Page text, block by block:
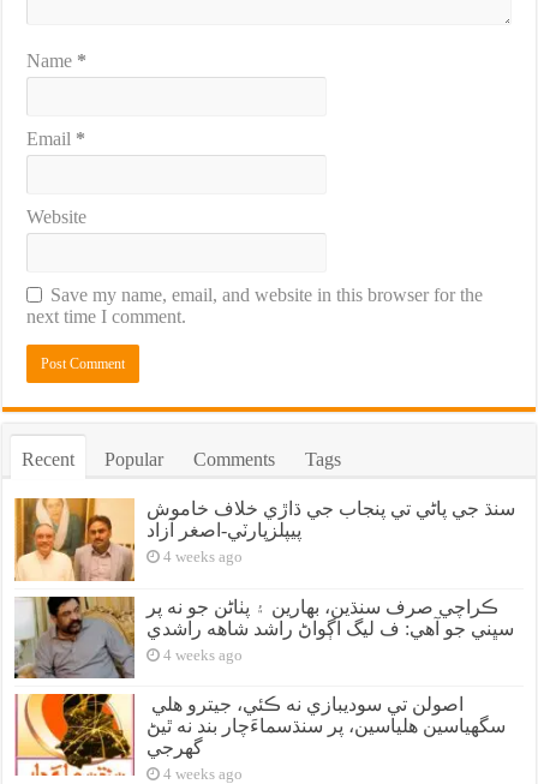
Name *
Email *
Website
Save my name, email, and website in this browser for the
next time I comment.
Recent Popular Comments Tags
سنڌ جي پاڻي تي پنجاب جي ڌاڙي خلاف خاموش
پيپلزپارٽي-اصغر آزاد
4 weeks ago
ڪراچي صرف سنڌين، بهارين ۽ پٺاڻن جو نه پر
سڀني جو آهي: ف ليگ اڳواڻ راشد شاهه راشدي
4 weeks ago
سگهياسين هلياسين، پر سنڌسماءَچار بند نه ٿيڻ
گهرجي
4 weeks ago